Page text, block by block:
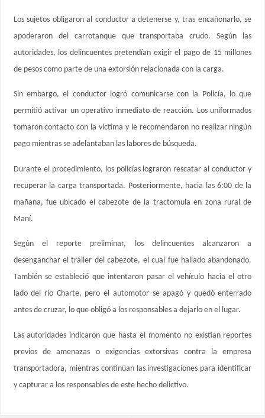
Los sujetos obligaron al conductor a detenerse y, tras encañonarlo, se
apoderaron del carrotanque que transportaba crudo. Según las
autoridades, los delincuentes pretendían exigir el pago de 15 millones
de pesos como parte de una extorsión relacionada con la carga.
Sin embargo, el conductor logró comunicarse con la Policía, lo que
permitió activar un operativo inmediato de reacción. Los uniformados
tomaron contacto con la víctima y le recomendaron no realizar ningún
pago mientras se adelantaban las labores de búsqueda.
Durante el procedimiento, los policías lograron rescatar al conductor y
recuperar la carga transportada. Posteriormente, hacia las 6:00 de la
mañana, fue ubicado el cabezote de la tractomula en zona rural de
Maní.
Según el reporte preliminar, los delincuentes alcanzaron a
desenganchar el tráiler del cabezote, el cual fue hallado abandonado.
También se estableció que intentaron pasar el vehículo hacia el otro
lado del río Charte, pero el automotor se apagó y quedó enterrado
antes de cruzar, lo que obligó a los responsables a dejarlo en el lugar.
Las autoridades indicaron que hasta el momento no existían reportes
previos de amenazas o exigencias extorsivas contra la empresa
transportadora, mientras continúan las investigaciones para identificar
y capturar a los responsables de este hecho delictivo.